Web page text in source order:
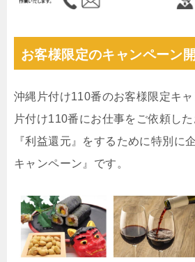
お客様限定のキャンペーン
沖縄片付け110番のお客様限定キ
片付け110番にお仕事をご依頼した
『利益還元』をするために特別に
キャンペーン』です。